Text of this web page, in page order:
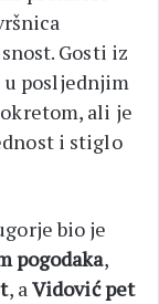
Gosti iz
u posljednjim
ali je
i stiglo
bio je
pogodaka,
, aVidovićpet